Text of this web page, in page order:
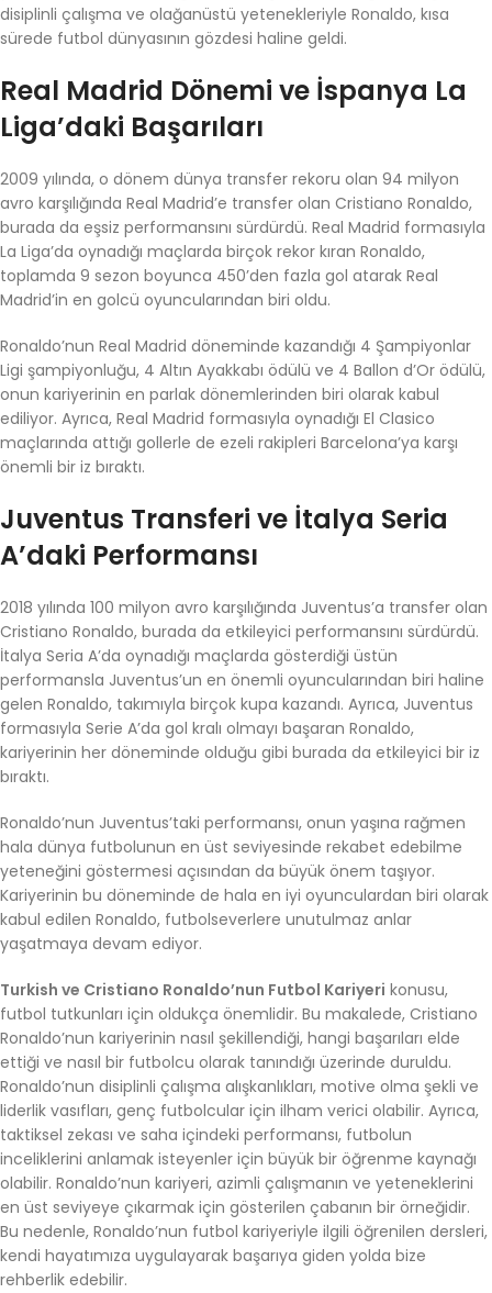
disiplinli çalışma ve olağanüstü yetenekleriyle Ronaldo, kısa
sürede futbol dünyasının gözdesi haline geldi.
Real Madrid Dönemi ve İspanya La
Liga’daki Başarıları
2009 yılında, o dönem dünya transfer rekoru olan 94 milyon
avro karşılığında Real Madrid’e transfer olan Cristiano Ronaldo,
burada da eşsiz performansını sürdürdü. Real Madrid formasıyla
La Liga’da oynadığı maçlarda birçok rekor kıran Ronaldo,
toplamda 9 sezon boyunca 450’den fazla gol atarak Real
Madrid’in en golcü oyuncularından biri oldu.
Ronaldo’nun Real Madrid döneminde kazandığı 4 Şampiyonlar
Ligi şampiyonluğu, 4 Altın Ayakkabı ödülü ve 4 Ballon d’Or ödülü,
onun kariyerinin en parlak dönemlerinden biri olarak kabul
ediliyor. Ayrıca, Real Madrid formasıyla oynadığı El Clasico
maçlarında attığı gollerle de ezeli rakipleri Barcelona’ya karşı
önemli bir iz bıraktı.
Juventus Transferi ve İtalya Seria
A’daki Performansı
2018 yılında 100 milyon avro karşılığında Juventus’a transfer olan
Cristiano Ronaldo, burada da etkileyici performansını sürdürdü.
İtalya Seria A’da oynadığı maçlarda gösterdiği üstün
performansla Juventus’un en önemli oyuncularından biri haline
gelen Ronaldo, takımıyla birçok kupa kazandı. Ayrıca, Juventus
formasıyla Serie A’da gol kralı olmayı başaran Ronaldo,
kariyerinin her döneminde olduğu gibi burada da etkileyici bir iz
bıraktı.
Ronaldo’nun Juventus’taki performansı, onun yaşına rağmen
hala dünya futbolunun en üst seviyesinde rekabet edebilme
yeteneğini göstermesi açısından da büyük önem taşıyor.
Kariyerinin bu döneminde de hala en iyi oyunculardan biri olarak
kabul edilen Ronaldo, futbolseverlere unutulmaz anlar
yaşatmaya devam ediyor.
Turkish ve Cristiano Ronaldo’nun Futbol Kariyeri konusu,
futbol tutkunları için oldukça önemlidir. Bu makalede, Cristiano
Ronaldo’nun kariyerinin nasıl şekillendiği, hangi başarıları elde
ettiği ve nasıl bir futbolcu olarak tanındığı üzerinde duruldu.
Ronaldo’nun disiplinli çalışma alışkanlıkları, motive olma şekli ve
liderlik vasıfları, genç futbolcular için ilham verici olabilir. Ayrıca,
taktiksel zekası ve saha içindeki performansı, futbolun
inceliklerini anlamak isteyenler için büyük bir öğrenme kaynağı
olabilir. Ronaldo’nun kariyeri, azimli çalışmanın ve yeteneklerini
en üst seviyeye çıkarmak için gösterilen çabanın bir örneğidir.
Bu nedenle, Ronaldo’nun futbol kariyeriyle ilgili öğrenilen dersleri,
kendi hayatımıza uygulayarak başarıya giden yolda bize
rehberlik edebilir.